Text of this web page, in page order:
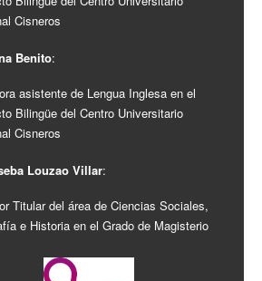
Cisneros
Benito:
asistente de Lengua Inglesa en el
Bilingüe del Centro Universitario
Cisneros
Louzao Villar:
Titular del área de Ciencias Sociales,
e Historia en el Grado de Magisterio